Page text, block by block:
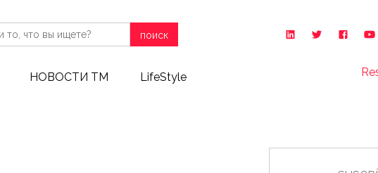
поиск
НОВОСТИ ТМ LifeStyle